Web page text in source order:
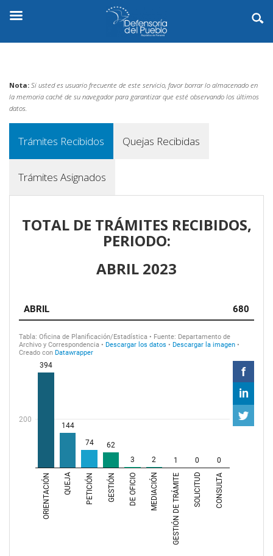
Nota: Si usted es usuario frecuente de este servicio, favor borrar lo almacenado en
la memoria caché de su navegador para garantizar que esté observando los últimos
datos.
Trámites Recibidos Quejas Recibidas
Trámites Asignados
TOTAL DE TRÁMITES RECIBIDOS,
PERIODO:
ABRIL 2023